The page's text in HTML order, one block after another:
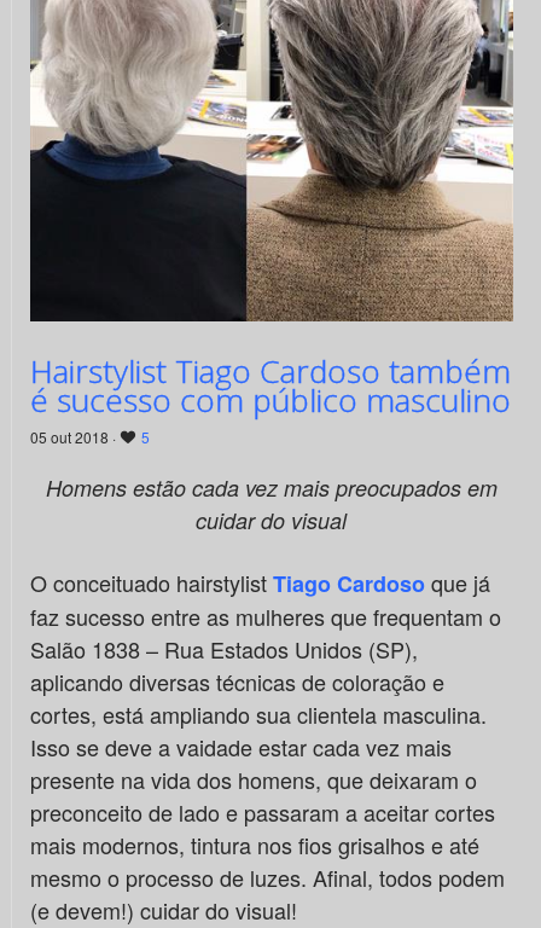
Hairstylist Tiago Cardoso também
é sucesso com público masculino
05 out 2018 · 5
Homens estão cada vez mais preocupados em
cuidar do visual
O conceituado hairstylistTiago Cardosoque já
faz sucesso entre as mulheres que frequentam o
Salão 1838 – Rua Estados Unidos (SP),
aplicando diversas técnicas de coloração e
cortes, está ampliando sua clientela masculina.
Isso se deve a vaidade estar cada vez mais
presente na vida dos homens, que deixaram o
preconceito de lado e passaram a aceitar cortes
mais modernos, tintura nos fios grisalhos e até
mesmo o processo de luzes. Afinal, todos podem
(e devem!) cuidar do visual!